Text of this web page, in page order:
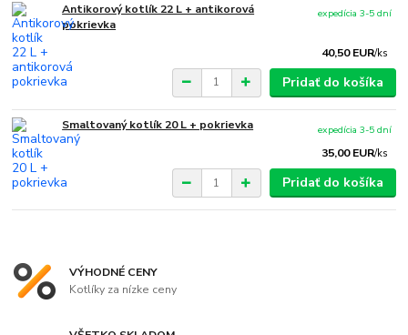
Antikorový kotlík 22 L + antikorová
pokrievka
40,50 EUR/ks
expedícia 3-5 dní
Pridať do košíka
Smaltovaný kotlík 20 L + pokrievka
35,00 EUR/ks
expedícia 3-5 dní
Pridať do košíka
VÝHODNÉ CENY
Kotlíky za nízke ceny